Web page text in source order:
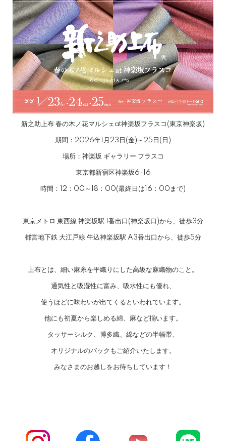
新之助上布 春の木ノ花マルシェat神楽坂フラスコ(東京神楽坂)
期間：2026年1月23日(金)～25日(日)
場所：神楽坂 ギャラリー フラスコ
東京都新宿区神楽坂6-16
時間：12：00～18：00(最終日は16：00まで)
東京メトロ 東西線 神楽坂駅 1番出口(神楽坂口)から、徒歩3分
都営地下鉄 大江戸線 牛込神楽坂駅 A3番出口から、徒歩5分
上布とは、細い麻糸を平織りにした高級な麻織物のこと。
通気性と吸湿性に富み、吸水性にも優れ、
使うほどに味わいが出てくるといわれています。
他にも初夏から楽しめる綿、麻など揃います。
タッサーシルク、博多織、綿などの半幅帯、
オリジナルのバックもご紹介いたします。
みなさまのお越しをお待ちしています！